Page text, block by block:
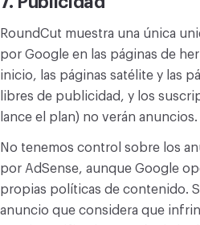
RoundCut muestra una única
por Google en las páginas de
inicio, las páginas satélite y las
libres de publicidad, y los
lance el plan) no verán anuncios.
No tenemos control sobre los
por AdSense, aunque Google
propias políticas de contenido.
anuncio que considera que